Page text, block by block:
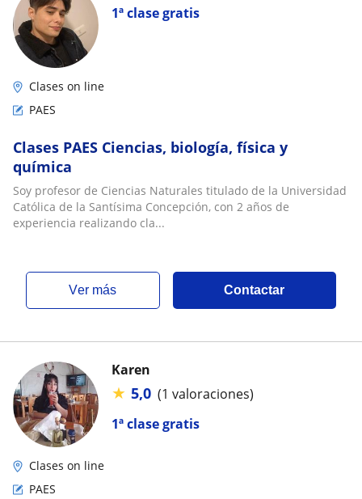
1ª clase gratis
Clases on line
PAES
Clases PAES Ciencias, biología, física y
química
Soy profesor de Ciencias Naturales titulado de la Universidad
Católica de la Santísima Concepción, con 2 años de
experiencia realizando cla...
ver más Contactar
1ª clase gratis
Karen
★ 5,0 (1 valoraciones)
Clases on line
PAES